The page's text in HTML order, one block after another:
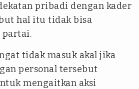
pribadi dengan kader
hal itu tidak bisa
partai.
tidak masuk akal jika
personal tersebut
mengaitkan aksi